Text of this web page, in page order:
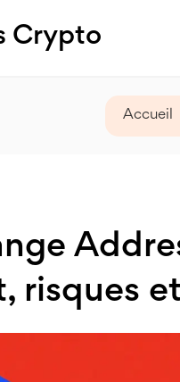
Crypto
Accueil
risques